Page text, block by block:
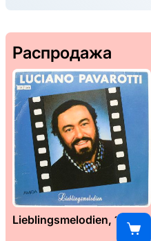
Распродажа
Lieblingsmelodien, 1989